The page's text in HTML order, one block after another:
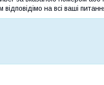
на всі ваші